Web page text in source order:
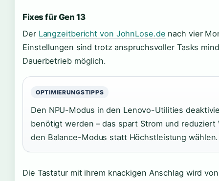
Fixes für Gen 13
Der Langzeitbericht von JohnLose.de nach vier
Einstellungen sind trotz anspruchsvoller Tasks
Dauerbetrieb möglich.
OPTIMIERUNGSTIPPS
Den NPU-Modus in den Lenovo-Utilities
benötigt werden – das spart Strom und
den Balance-Modus statt Höchstleistung wählen.
Die Tastatur mit ihrem knackigen Anschlag wird